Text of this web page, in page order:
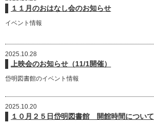
１１月のおはなし会のお知らせ
イベント情報
2025.10.28
上映会のお知らせ（11/1開催）
岱明図書館のイベント情報
2025.10.20
１０月２５日岱明図書館 開館時間について